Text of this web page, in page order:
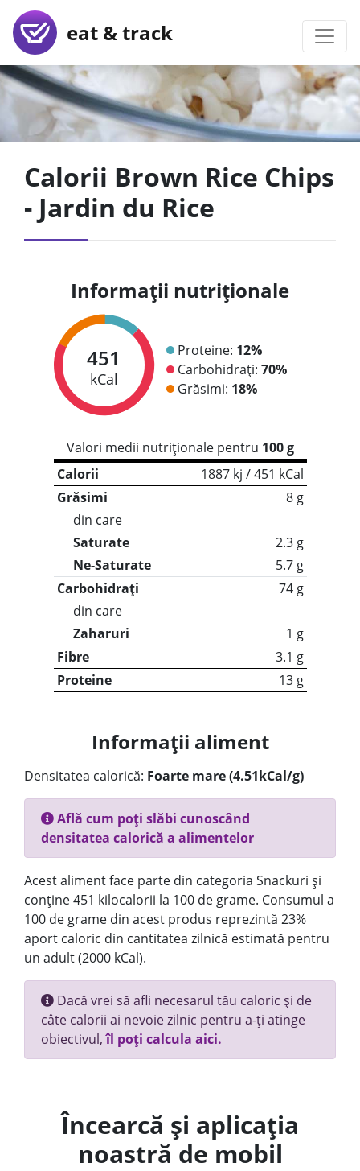
eat & track
Calorii Brown Rice Chips
- Jardin du Rice
Informații nutriționale
451
kCal
Proteine: 12%
Carbohidrați: 70%
Grăsimi: 18%
Valori medii nutriționale pentru 100 g
Calorii
1887 kj / 451 kCal
Grăsimi
8 g
din care
Saturate
2.3 g
Ne-Saturate
5.7 g
Carbohidrați
74 g
din care
Zaharuri
1 g
Fibre
3.1 g
Proteine
13 g
Informații aliment
Densitatea calorică: Foarte mare (4.51kCal/g)
Află cum poți slăbi cunoscând
densitatea calorică a alimentelor
Acest aliment face parte din categoria Snackuri și
conține 451 kilocalorii la 100 de grame. Consumul a
100 de grame din acest produs reprezintă 23%
aport caloric din cantitatea zilnică estimată pentru
un adult (2000 kCal).
Dacă vrei să afli necesarul tău caloric și de
câte calorii ai nevoie zilnic pentru a-ți atinge
obiectivul,îl poți calcula aici.
Încearcă și aplicația
noastră de mobil